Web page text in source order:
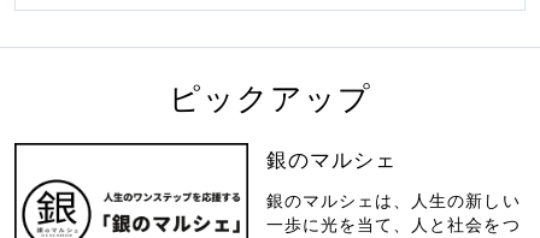
ピックアップ
銀のマルシェ
銀のマルシェは、人生の新しい
一歩に光を当て、人と社会をつ